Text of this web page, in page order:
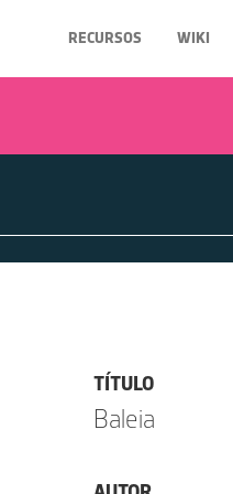
RECURSOS WIKI
TÍTULO
Baleia